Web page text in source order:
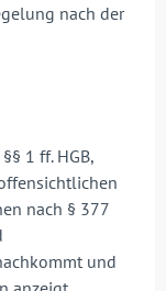
nach der
1 ff. HGB,
nach § 377
und